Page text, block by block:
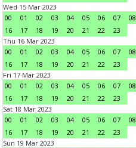
Wed 15 Mar 2023
00
01 02 03 04 05 06 07 08
16
17 18 19 20 21 22
23
Thu 16 Mar 2023
00
01 02 03 04 05 06 07 08
16
17 18 19 20 21 22
23
Fri 17 Mar 2023
00
01 02 03 04 05 06 07 08
16
17 18 19 20 21 22
23
Sat 18 Mar 2023
00
01 02 03 04 05 06 07 08
16
17 18 19 20 21 22
23
Sun 19 Mar 2023